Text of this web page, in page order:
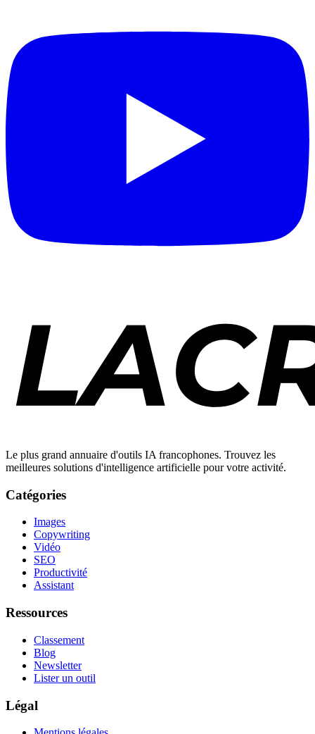
Le plus grand annuaire d'outils IA francophones. Trouvez les
meilleures solutions d'intelligence artificielle pour votre activité.
Catégories
Images
Copywriting
Vidéo
SEO
Productivité
Assistant
Ressources
Classement
Blog
Newsletter
Lister un outil
Légal